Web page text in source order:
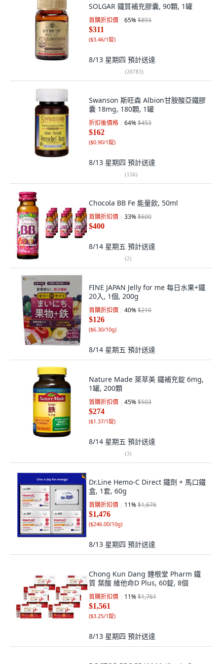
SOLGAR 鐵質補充膠囊, 90顆, 1罐
首購折扣價 65%$893
$311
($3.46/1錠)
8/13 星期四 預計送達
(20783)
Swanson 斯旺森 Albion甘胺酸亞鐵膠
囊 18mg, 180顆, 1罐
折扣後價格 64%$453
$162
($0.90/1錠)
8/13 星期四 預計送達
(156)
Chocola BB Fe 能量飲, 50ml
首購折扣價 33%$600
$400
8/14 星期五 預計送達
(2)
FINE JAPAN Jelly for me 每日水果+鐵
20入, 1個, 200g
首購折扣價 40%$210
$126
($6.30/10g)
8/14 星期五 預計送達
Nature Made 萊萃美 鐵補充錠 6mg,
1罐, 200顆
首購折扣價 45%$503
$274
($1.37/1錠)
8/14 星期五 預計送達
(3)
Dr.Line Hemo-C Direct 鐵劑 + 馬口鐵
盒, 1套, 60g
首購折扣價 11%$1,676
$1,476
($246.00/10g)
8/13 星期四 預計送達
Chong Kun Dang 鍾根堂 Pharm 鐵
質 葉酸 維他命D Plus, 60錠, 8個
首購折扣價 11%$1,761
$1,561
($3.25/1錠)
8/13 星期四 預計送達